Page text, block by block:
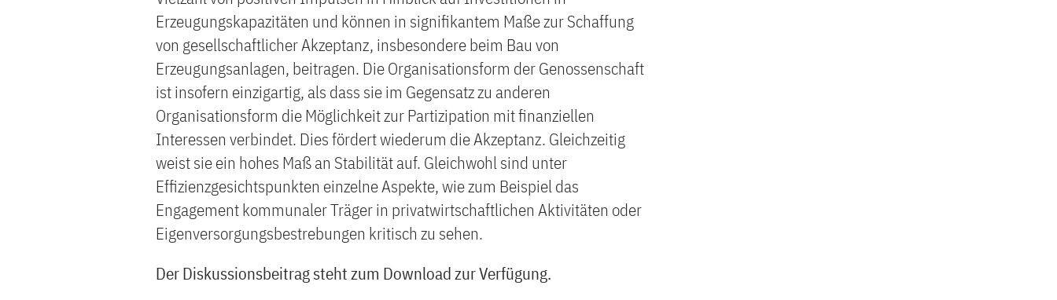
Erzeugungskapazitäten und können in signifikantem Maße zur Schaffung
von gesellschaftlicher Akzeptanz, insbesondere beim Bau von
Erzeugungsanlagen, beitragen. Die Organisationsform der Genossenschaft
ist insofern einzigartig, als dass sie im Gegensatz zu anderen
Organisationsform die Möglichkeit zur Partizipation mit finanziellen
Interessen verbindet. Dies fördert wiederum die Akzeptanz. Gleichzeitig
weist sie ein hohes Maß an Stabilität auf. Gleichwohl sind unter
Effizienzgesichtspunkten einzelne Aspekte, wie zum Beispiel das
Engagement kommunaler Träger in privatwirtschaftlichen Aktivitäten oder
Eigenversorgungsbestrebungen kritisch zu sehen.
Der Diskussionsbeitrag steht zum Download zur Verfügung.